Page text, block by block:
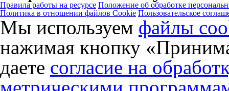
Правила работы на ресурсе Положение об обработке
Политика в отношении файлов Cookie Пользовательское
Мы используем файлы
нажимая кнопку
даете согласие на